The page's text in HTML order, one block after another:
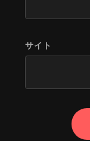
サイト